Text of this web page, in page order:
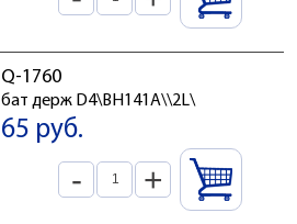
Q-1760
бат держ D4\BH141A\\2L\
65 руб.
- +